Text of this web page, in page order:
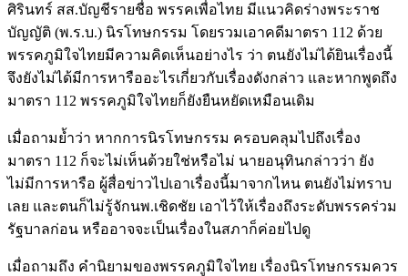
ศิรินทร์ สส.บัญชีรายชื่อ พรรคเพื่อไทย มีแนวคิดร่างพระราช
บัญญัติ (พ.ร.บ.) นิรโทษกรรม โดยรวมเอาคดีมาตรา 112 ด้วย
พรรคภูมิใจไทยมีความคิดเห็นอย่างไร ว่า ตนยังไม่ได้ยินเรื่องนี้
จึงยังไม่ได้มีการหารืออะไรเกี่ยวกับเรื่องดังกล่าว และหากพูดถึง
มาตรา 112 พรรคภูมิใจไทยก็ยังยืนหยัดเหมือนเดิม
เมื่อถามย้ำว่า หากการนิรโทษกรรม ครอบคลุมไปถึงเรื่อง
มาตรา 112 ก็จะไม่เห็นด้วยใช่หรือไม่ นายอนุทินกล่าวว่า ยัง
ไม่มีการหารือ ผู้สื่อข่าวไปเอาเรื่องนี้มาจากไหน ตนยังไม่ทราบ
เลย และตนก็ไม่รู้จักนพ.เชิดชัย เอาไว้ให้เรื่องถึงระดับพรรคร่วม
รัฐบาลก่อน หรืออาจจะเป็นเรื่องในสภาก็ค่อยไปดู
เมื่อถามถึง คำนิยามของพรรคภูมิใจไทย เรื่องนิรโทษกรรมควร